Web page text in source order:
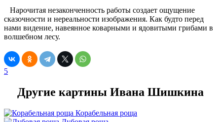
Нарочитая незаконченность работы создает ощущение
сказочности и нереальности изображения. Как будто перед
нами видение, навеянное коварными и ядовитыми грибами в
волшебном лесу.
5
Другие картины Ивана Шишкина
Корабельная роща